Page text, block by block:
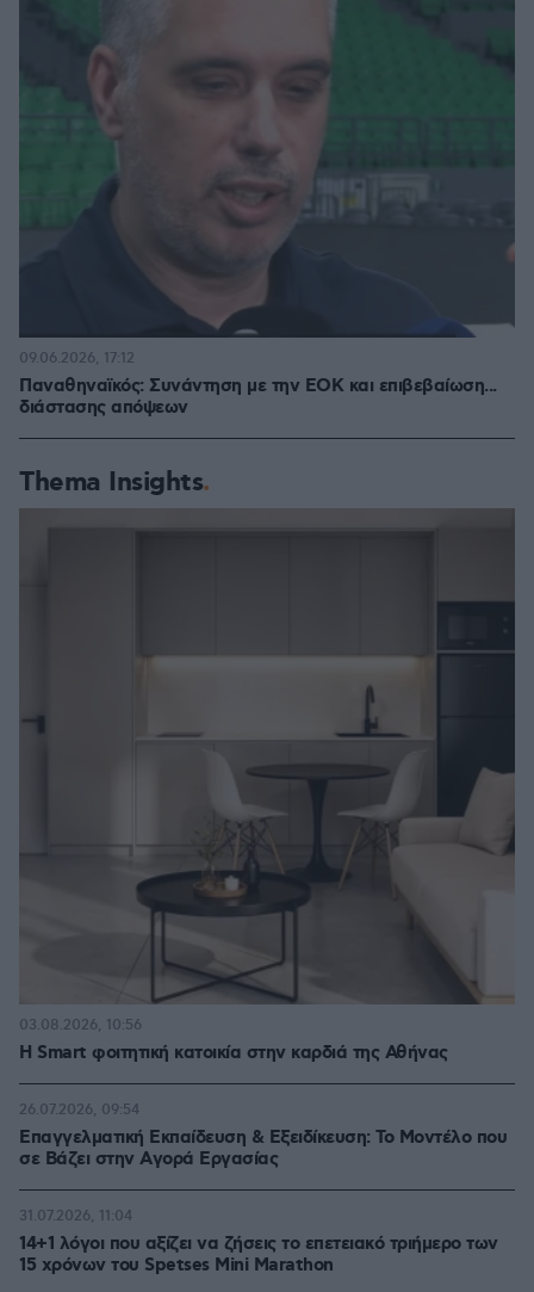
Παναθηναϊκός: Συνάντηση με την ΕΟΚ και επιβεβαίωση...
διάστασης απόψεων
09.06.2026, 17:12
Thema Insights
Η Smart φοιτητική κατοικία στην καρδιά της Αθήνας
03.08.2026, 10:56
Επαγγελματική Εκπαίδευση & Εξειδίκευση: Το Mοντέλο που
σε Bάζει στην Aγορά Eργασίας
26.07.2026, 09:54
14+1 λόγοι που αξίζει να ζήσεις το επετειακό τριήμερο των
15 χρόνων του Spetses Mini Marathon
31.07.2026, 11:04